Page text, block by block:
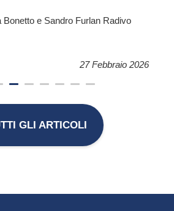
Bonetto e Sandro Furlan Radivo
27 Febbraio 2026
GLI ARTICOLI